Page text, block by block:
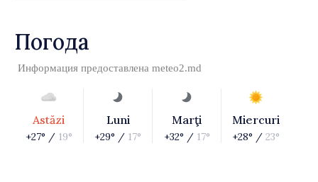
Погода
Информация предоставлена meteo2.md
Astăzi
+27° / 19°
Luni
+29° / 17°
Marţi
+32° / 17°
Miercuri
+28° / 23°